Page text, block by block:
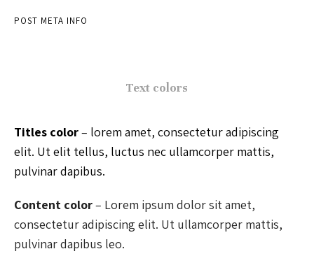
POST META INFO
Text colors
Titles color– lorem amet, consectetur adipiscing
elit. Ut elit tellus, luctus nec ullamcorper mattis,
pulvinar dapibus.
Content color– Lorem ipsum dolor sit amet,
consectetur adipiscing elit. Ut ullamcorper mattis,
pulvinar dapibus leo.